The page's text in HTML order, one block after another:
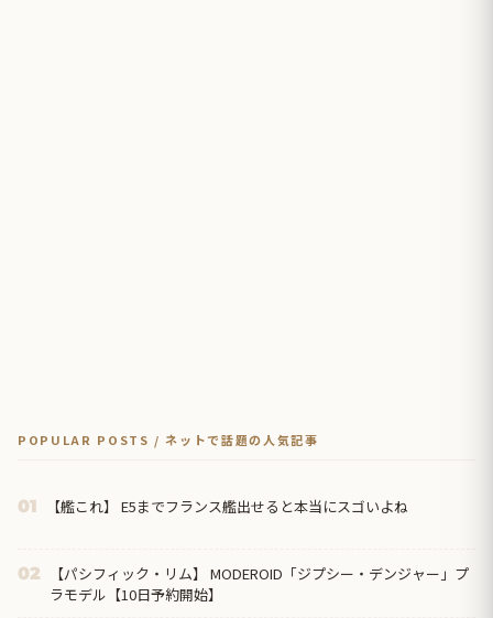
POPULAR POSTS / ネットで話題の人気記事
01 【艦これ】 E5までフランス艦出せると本当にスゴいよね
02
【パシフィック・リム】 MODEROID「ジプシー・デンジャー」プ
ラモデル【10日予約開始】